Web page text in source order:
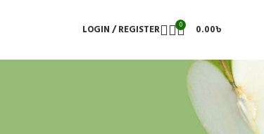
LOGIN / REGISTER 0 0.00৳